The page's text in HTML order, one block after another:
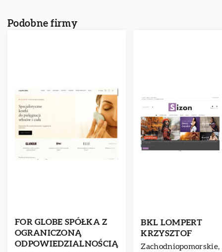
Podobne firmy
FOR GLOBE SPÓŁKA Z
OGRANICZONĄ
ODPOWIEDZIALNOŚCIĄ
BKL LOMPERT
KRZYSZTOF
Zachodniopomorskie,